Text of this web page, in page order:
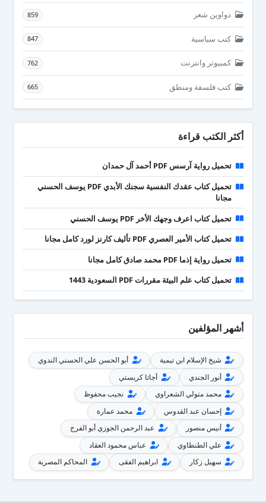
دواوين شعر 859
كتب سياسية 847
كمبيوتر وانترنت 762
كتب فلسفة ومنطق 665
أكثر الكتب قراءة
تحميل رواية آرسس PDF أحمد آل حمدان
تحميل كتاب عقدك النفسية سجنك الأبدي PDF يوسف الحسني
مجانا
تحميل كتاب اعرف وجهك الأخر PDF يوسف الحسني
تحميل كتاب الأمير العصري PDF تأليف كارنز لورد كامل مجانا
تحميل رواية إذما PDF محمد صادق كامل مجانا
تحميل كتاب علم البيئة مقررات PDF السعودية 1443
أشهر المؤلفين
شيخ الإسلام ابن تيمية
أبو الحسن علي الحسني الندوي
أنور الجندي
أجاثا كريستي
محمد متولي الشعراوي
نجيب محفوظ
إحسان عبد القدوس
محمد عمارة
أنيس منصور
عبد الرحمن الجوزي أبو الفرج
علي الطنطاوي
عباس محمود العقاد
سهيل زكار
ابراهيم الفقى المحاكم المصرية